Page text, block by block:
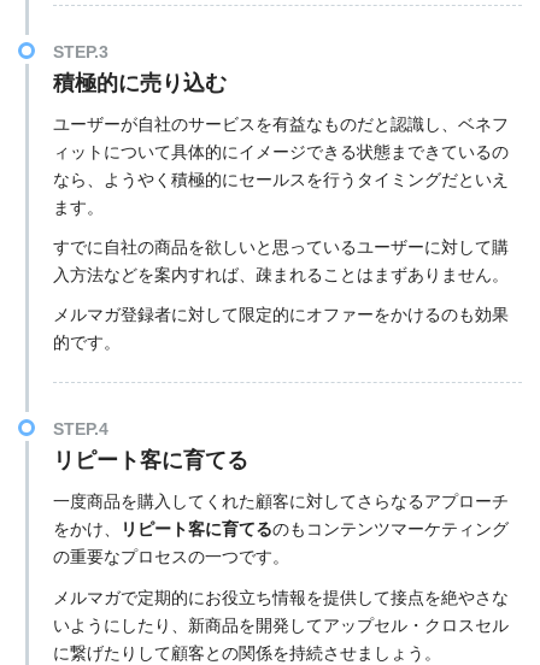
STEP.3
積極的に売り込む
ユーザーが自社のサービスを有益なものだと認識し、ベネフ
ィットについて具体的にイメージできる状態まできているの
なら、ようやく積極的にセールスを行うタイミングだといえ
ます。
すでに自社の商品を欲しいと思っているユーザーに対して購
入方法などを案内すれば、疎まれることはまずありません。
メルマガ登録者に対して限定的にオファーをかけるのも効果
的です。
STEP.4
リピート客に育てる
一度商品を購入してくれた顧客に対してさらなるアプローチ
をかけ、
リピート客に育てるのもコンテンツマーケティング
の重要なプロセスの一つです。
メルマガで定期的にお役立ち情報を提供して接点を絶やさな
いようにしたり、新商品を開発してアップセル・クロスセル
に繋げたりして顧客との関係を持続させましょう。